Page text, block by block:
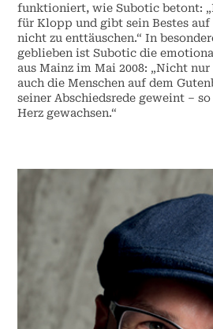
funktioniert, wie Subotic betont:
für Klopp und gibt sein Bestes auf
nicht zu enttäuschen.“ In
geblieben ist Subotic die
aus Mainz im Mai 2008: „Nicht
auch die Menschen auf dem
seiner Abschiedsrede geweint –
Herz gewachsen.“